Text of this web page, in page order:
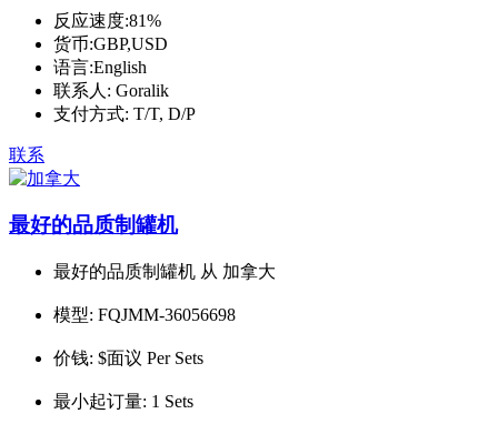
反应速度:81%
货币:GBP,USD
语言:English
联系人: Goralik
支付方式: T/T, D/P
联系
最好的品质制罐机
最好的品质制罐机 从 加拿大
模型: FQJMM-36056698
价钱: $面议 Per Sets
最小起订量: 1 Sets